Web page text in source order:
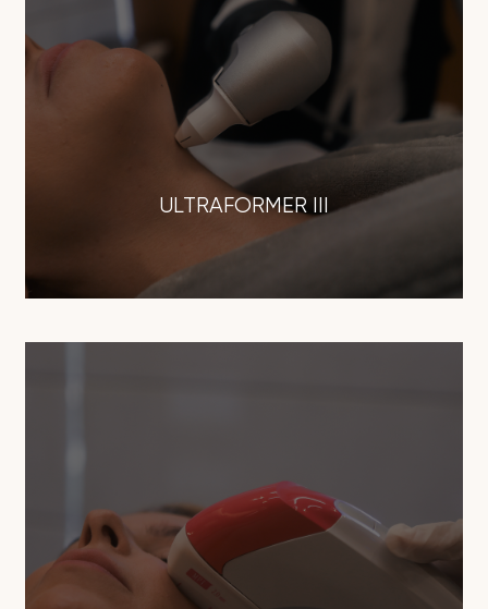
ULTRAFORMER III